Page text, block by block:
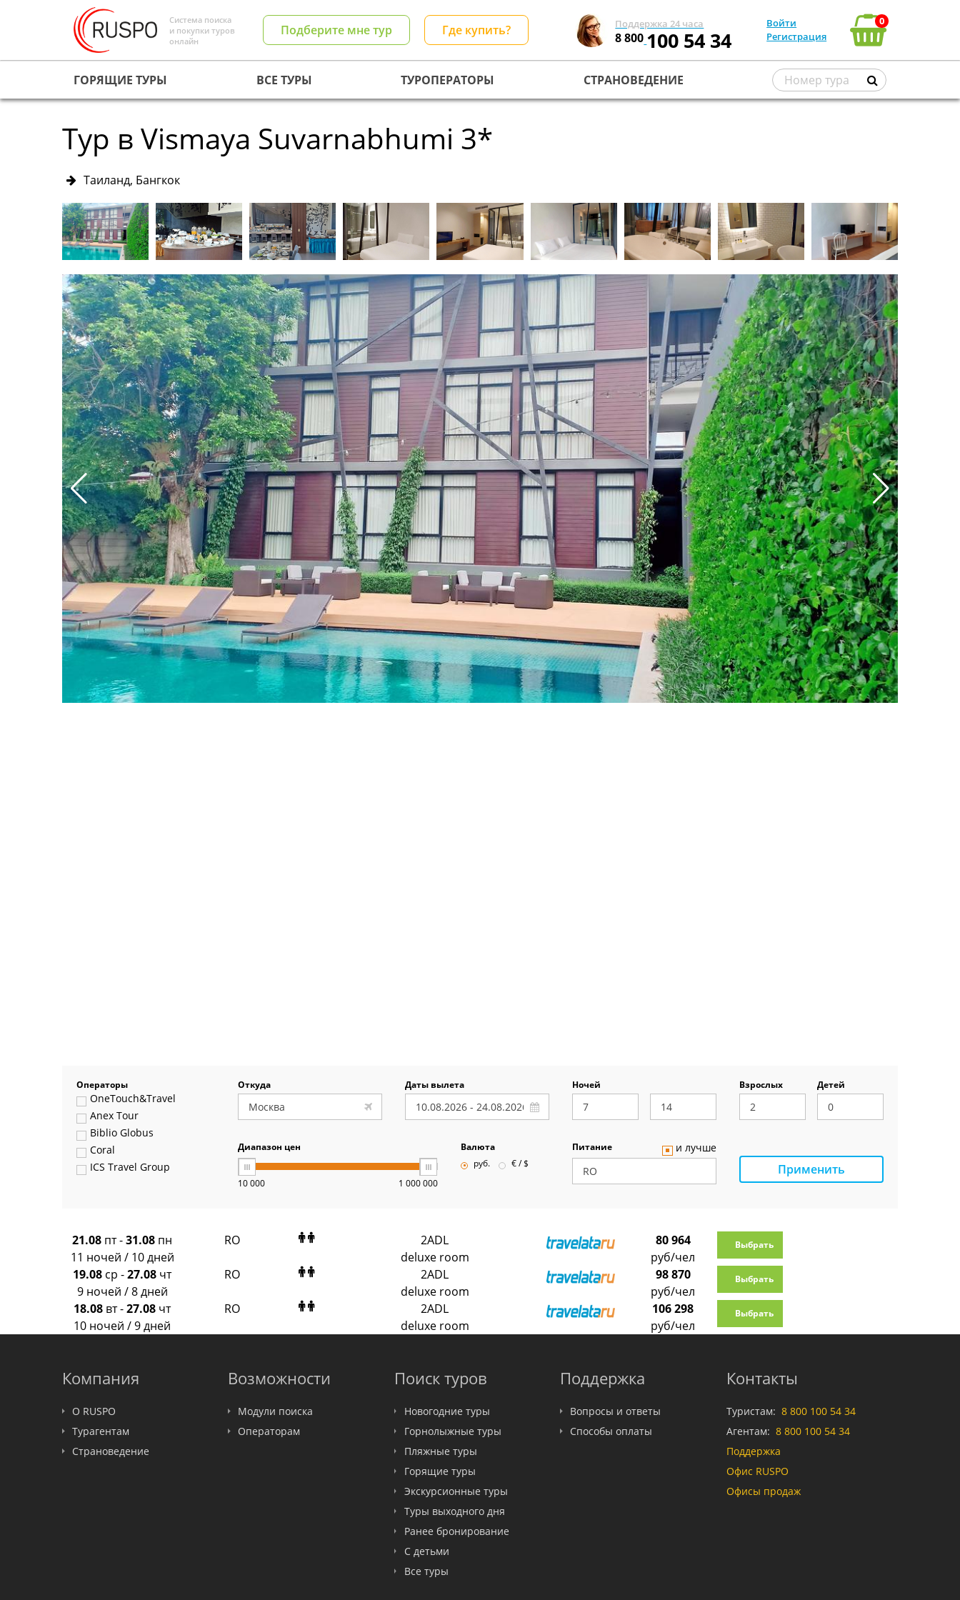
Система поиска
и покупки туров
онлайн
Подберите мне тур Где купить? Поддержка 24 часа
8 800100 54 34
Войти
Регистрация
0
ГОРЯЩИЕ ТУРЫ ВСЕ ТУРЫ ТУРОПЕРАТОРЫ СТРАНОВЕДЕНИЕ
Тур в Vismaya Suvarnabhumi 3*
Таиланд, Бангкок
Операторы
OneTouch&Travel
Anex Tour
Biblio Globus
Coral
ICS Travel Group
Panteon
Ambotis
Paks
Amigo-S
Pac Group
Alean
Sunmar
FUN&SUN ex TUI
LOTI
Travelata
Откуда Даты вылета Ночей Взрослых Детей
Диапазон цен
10 000 1 000 000
Валюта
руб.
€ / $
Питание и лучше
Применить
21.08 пт-31.08 пн
11 ночей / 10 дней
RO
2ADL
deluxe room
80 964
руб/чел
Выбрать
19.08 ср -27.08 чт
9 ночей / 8 дней
RO
2ADL
deluxe room
98 870
руб/чел
Выбрать
18.08 вт-27.08 чт
10 ночей / 9 дней
RO
2ADL
deluxe room
106 298
руб/чел
Выбрать
Компания
О RUSPO
Турагентам
Страноведение
Возможности
Модули поиска
Операторам
Поиск туров
Новогодние туры
Горнолыжные туры
Пляжные туры
Горящие туры
Экскурсионные туры
Туры выходного дня
Ранее бронирование
С детьми
Все туры
Поддержка
Вопросы и ответы
Способы оплаты
Контакты
Туристам: 8 800 100 54 34
Агентам: 8 800 100 54 34
Поддержка
Офис RUSPO
Офисы продаж